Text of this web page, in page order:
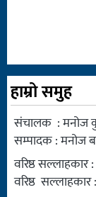
हाम्रो समुह
संचालक : मनोज
सम्पादक : मनोज
वरिष्ठ सल्लाहकार
वरिष्ठ